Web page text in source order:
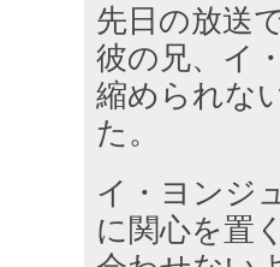
先日の放送
彼の兄、イ
縮められな
た。
イ・ヨンジ
に関心を置